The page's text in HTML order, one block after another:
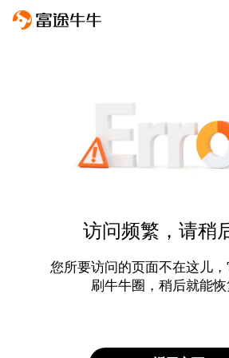
访问频繁，请稍
您所要访问的页面不在这儿
刷牛牛圈，稍后就能恢